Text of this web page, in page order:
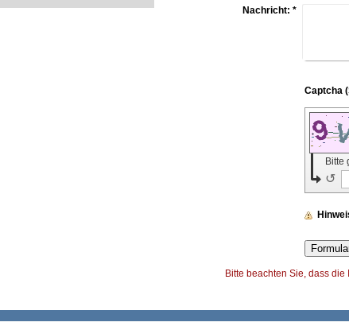
Nachricht: *
Bitte
↺
Bitte beachten Sie, dass